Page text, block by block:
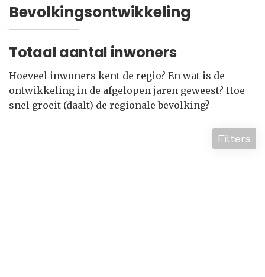
Bevolkingsontwikkeling
Totaal aantal inwoners
Hoeveel inwoners kent de regio? En wat is de
ontwikkeling in de afgelopen jaren geweest? Hoe
snel groeit (daalt) de regionale bevolking?
Filters